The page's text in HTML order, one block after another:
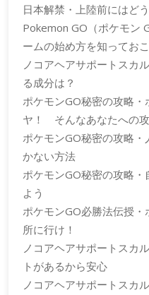
日本解禁・上陸前にはど
Pokemon GO（ポケモン
ームの始め方を知ってお
ノコアヘアサポートスカ
る成分は？
ポケモンGO秘密の攻略・
ヤ！ そんなあなたへの攻
ポケモンGO秘密の攻略
かない方法
ポケモンGO秘密の攻略
よう
ポケモンGO必勝法伝授
所に行け！
ノコアヘアサポートスカ
トがあるから安心
ノコアヘアサポートスカ